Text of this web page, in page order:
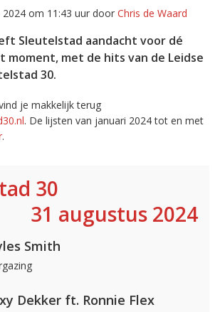
2024 om 11:43 uur door Chris de Waard
Sleutelstad aandacht voor dé
moment, met de hits van de Leidse
30.
je makkelijk terug
. De lijsten van januari 2024 tot en met
.
30
31 augustus 2024
Smith
Dekker ft. Ronnie Flex